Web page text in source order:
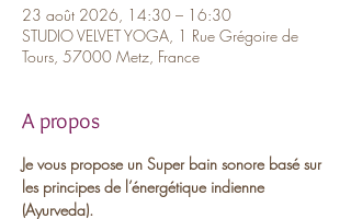
23 août 2026, 14:30 – 16:30
STUDIO VELVET YOGA, 1 Rue Grégoire de
Tours, 57000 Metz, France
A propos
Je vous propose un Super bain sonore basé sur
les principes de l’énergétique indienne
(Ayurveda).